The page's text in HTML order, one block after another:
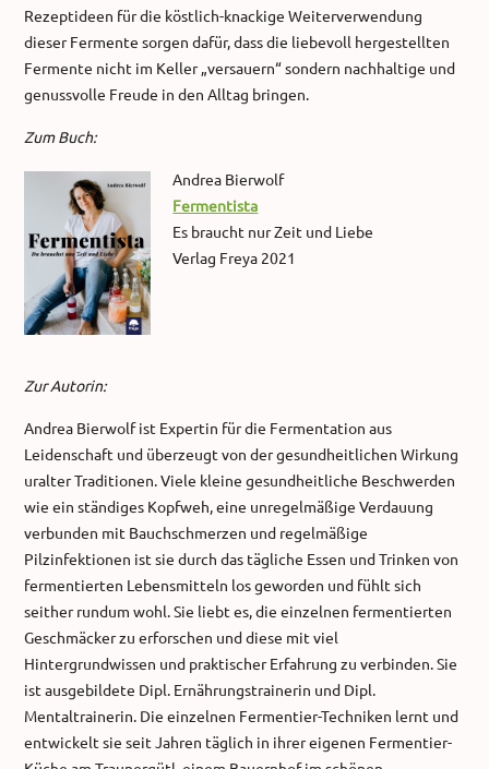
Rezeptideen für die köstlich-knackige Weiterverwendung
dieser Fermente sorgen dafür, dass die liebevoll hergestellten
Fermente nicht im Keller „versauern“ sondern nachhaltige und
genussvolle Freude in den Alltag bringen.
Zum Buch:
Andrea Bierwolf
Fermentista
Es braucht nur Zeit und Liebe
Verlag Freya 2021
Zur Autorin:
Andrea Bierwolf ist Expertin für die Fermentation aus
Leidenschaft und überzeugt von der gesundheitlichen Wirkung
uralter Traditionen. Viele kleine gesundheitliche Beschwerden
wie ein ständiges Kopfweh, eine unregelmäßige Verdauung
verbunden mit Bauchschmerzen und regelmäßige
Pilzinfektionen ist sie durch das tägliche Essen und Trinken von
fermentierten Lebensmitteln los geworden und fühlt sich
seither rundum wohl. Sie liebt es, die einzelnen fermentierten
Geschmäcker zu erforschen und diese mit viel
Hintergrundwissen und praktischer Erfahrung zu verbinden. Sie
ist ausgebildete Dipl. Ernährungstrainerin und Dipl.
Mentaltrainerin. Die einzelnen Fermentier-Techniken lernt und
entwickelt sie seit Jahren täglich in ihrer eigenen Fermentier-